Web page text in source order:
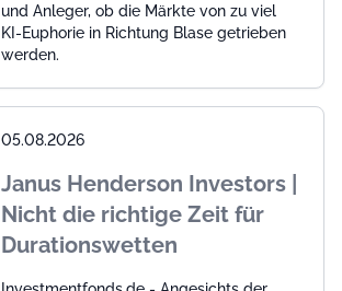
und Anleger, ob die Märkte von zu viel
KI-Euphorie in Richtung Blase getrieben
werden.
05.08.2026
Janus Henderson Investors |
Nicht die richtige Zeit für
Durationswetten